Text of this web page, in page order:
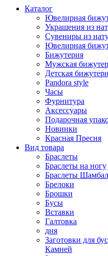
Каталог
Ювелирная
Украшения из
Сувениры из
Ювелирная
Бижутерия
Мужская
Детская
Pandora style
Часы
Фурнитура
Аксеcсуары
Подарочная
Новинки
Красная Пресня
Вид товара
Браслеты
Браслеты на ногу
Браслеты
Брелоки
Брошки
Бусы
Вставки
Галтовка
дня
Заготовки для
Камней